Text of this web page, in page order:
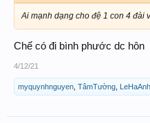
Ai mạnh dạng cho đệ 1 con 4 đài
Chế có đi bình phước dc hôn
4/12/21
myquynhnguyen TâmTường LeHaAnh